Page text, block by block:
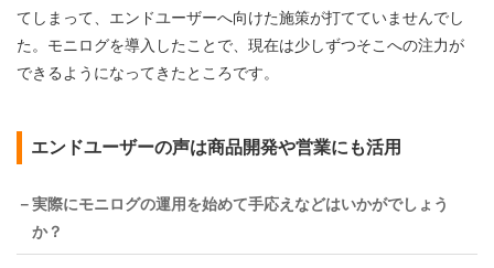
てしまって、エンドユーザーへ向けた施策が打てていませんでし
た。モニログを導入したことで、現在は少しずつそこへの注力が
できるようになってきたところです。
エンドユーザーの声は商品開発や営業にも活用
－実際にモニログの運用を始めて手応えなどはいかがでしょう
か？